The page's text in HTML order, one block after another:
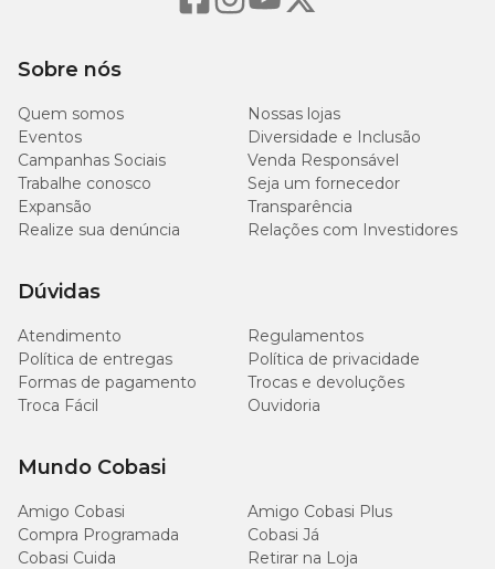
mg/kg
Sódio (mín.)
9.980
mg/kg
0,998%
Quantidade diária recomendada
Porte Quantidade
Médio
Grande
Sobre nós
Quem somos
Nossas lojas
Eventos
Diversidade e Inclusão
Campanhas Sociais
Venda Responsável
Trabalhe conosco
Seja um fornecedor
Expansão
Transparência
Realize sua denúncia
Relações com Investidores
Dúvidas
Atendimento
Regulamentos
Política de entregas
Política de privacidade
Formas de pagamento
Trocas e devoluções
Troca Fácil
Ouvidoria
Mundo Cobasi
Amigo Cobasi
Amigo Cobasi Plus
Compra Programada
Cobasi Já
Cobasi Cuida
Retirar na Loja